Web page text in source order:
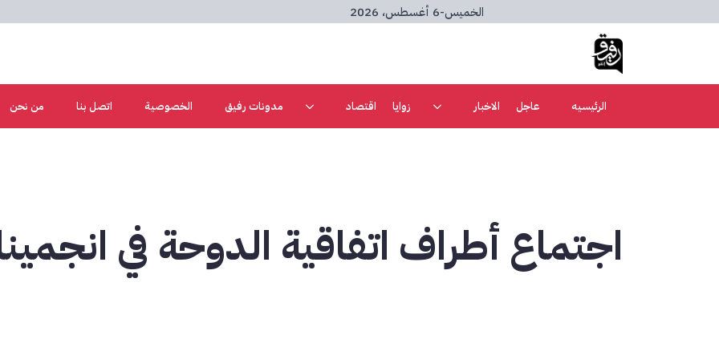
الخميس-6 أغسطس، 2026
الرئيسيه عاجل الاخبار زوايا اقتصاد مدونات رفيق الخصوصية اتصل بنا من نحن
اجتماع أطراف اتفاقية الدوحة في